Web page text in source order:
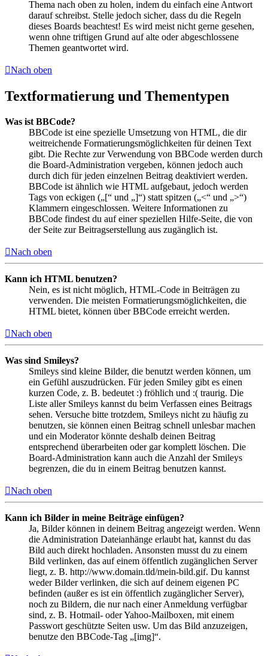
Thema nach oben zu holen, indem du einfach eine Antwort
darauf schreibst. Stelle jedoch sicher, dass du die Regeln
dieses Boards beachtest! Es wird meist nicht gerne gesehen,
wenn ohne triftigen Grund auf alte oder abgeschlossene
Themen geantwortet wird.
Nach oben
Textformatierung und Thementypen
Was ist BBCode?
BBCode ist eine spezielle Umsetzung von HTML, die dir
weitreichende Formatierungsmöglichkeiten für deinen Text
gibt. Die Rechte zur Verwendung von BBCode werden durch
die Board-Administration vergeben, können jedoch auch
durch dich für jeden einzelnen Beitrag deaktiviert werden.
BBCode ist ähnlich wie HTML aufgebaut, jedoch werden
Tags von eckigen („[“ und „]“) statt spitzen („<“ und „>“)
Klammern eingeschlossen. Weitere Informationen zu
BBCode findest du auf einer speziellen Hilfe-Seite, die von
der Seite zur Beitragserstellung aus zugänglich ist.
Nach oben
Kann ich HTML benutzen?
Nein, es ist nicht möglich, HTML-Code in Beiträgen zu
verwenden. Die meisten Formatierungsmöglichkeiten, die
HTML bietet, können über BBCode erreicht werden.
Nach oben
Was sind Smileys?
Smileys sind kleine Bilder, die benutzt werden können, um
ein Gefühl auszudrücken. Für jeden Smiley gibt es einen
kurzen Code, z. B. bedeutet :) fröhlich und :( traurig. Die
Liste aller Smileys kannst du beim Verfassen eines Beitrags
sehen. Versuche bitte trotzdem, Smileys nicht zu häufig zu
benutzen, sie können einen Beitrag schnell unlesbar machen
und ein Moderator könnte deshalb deinen Beitrag
entsprechend überarbeiten oder gar komplett löschen. Die
Board-Administration kann auch die Anzahl der Smileys
begrenzen, die du in einem Beitrag benutzen kannst.
Nach oben
Kann ich Bilder in meine Beiträge einfügen?
Ja, Bilder können in deinem Beitrag angezeigt werden. Wenn
die Administration Dateianhänge erlaubt hat, kannst du das
Bild auch direkt hochladen. Ansonsten musst du zu einem
Bild verlinken, das auf einem öffentlich zugänglichen Server
liegt, z. B. http://www.domain.tld/mein-bild.gif. Du kannst
weder Bilder verlinken, die sich auf deinem eigenen PC
befinden (außer es ist ein öffentlich zugänglicher Server),
noch zu Bildern, die nur nach einer Anmeldung verfügbar
sind, z. B. Hotmail- oder Yahoo-Mailboxen, mit einem
Passwort geschützte Seiten usw. Um das Bild anzuzeigen,
benutze den BBCode-Tag „[img]“.